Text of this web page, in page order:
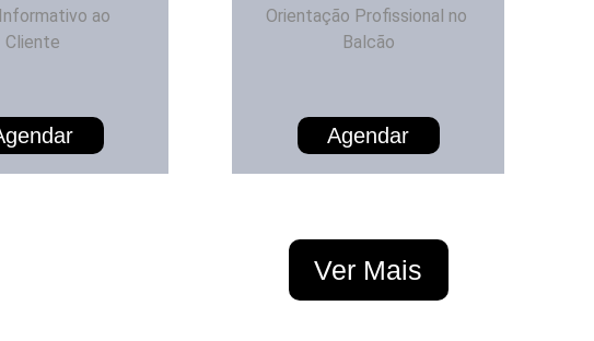
ao
Cliente
Agendar
Orientação Profissional no
Balcão
Ver Mais